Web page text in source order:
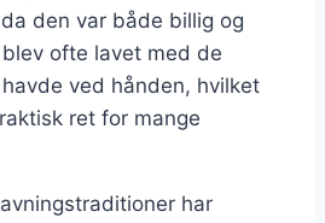
den var både billig og
ofte lavet med de
ved hånden, hvilket
ret for mange
har